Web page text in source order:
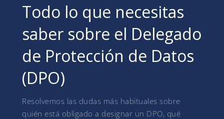
Todo lo que necesitas
saber sobre el Delegado
de Protección de Datos
(DPO)
Resolvemos las dudas más habituales sobre
quién está obligado a designar un DPO, qué